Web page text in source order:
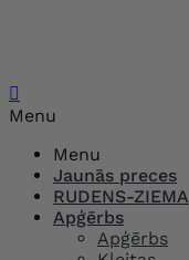

Menu
Menu
Jaunās preces
RUDENS-ZIEMA
Apģērbs
Apģērbs